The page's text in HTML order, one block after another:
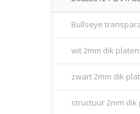
Bullseye
wit 2mm dik platen
zwart 2mm dik
structuur 2mm dik